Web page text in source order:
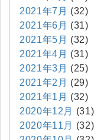
2021年7月 (32)
2021年6月 (31)
2021年5月 (32)
2021年4月 (31)
2021年3月 (25)
2021年2月 (29)
2021年1月 (32)
2020年12月
(31)
2020年11月
(32)